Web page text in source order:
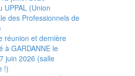
UPPAL (Union
des Professionnels de
réunion et dernière
à GARDANNE le
juin 2026 (salle
!)